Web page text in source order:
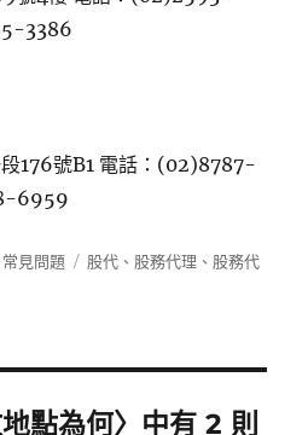
3386
176號B1 電話：(02)8787-
6959
分
常見問題
標
股代 、 股務代理 、 股務代
點為何〉中有 2 則